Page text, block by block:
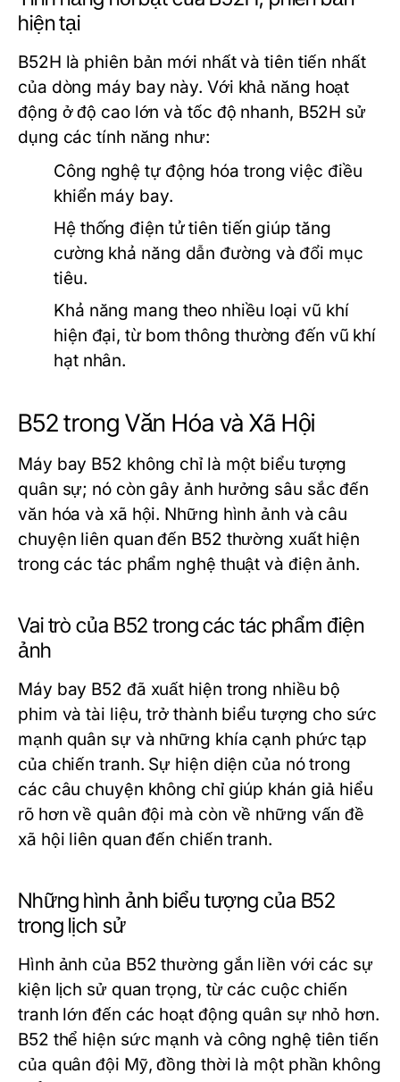
hiện tại
B52H là phiên bản mới nhất và tiên tiến nhất
của dòng máy bay này. Với khả năng hoạt
động ở độ cao lớn và tốc độ nhanh, B52H sử
dụng các tính năng như:
Công nghệ tự động hóa trong việc điều
khiển máy bay.
Hệ thống điện tử tiên tiến giúp tăng
cường khả năng dẫn đường và đổi mục
tiêu.
Khả năng mang theo nhiều loại vũ khí
hiện đại, từ bom thông thường đến vũ khí
hạt nhân.
B52 trong Văn Hóa và Xã Hội
Máy bay B52 không chỉ là một biểu tượng
quân sự; nó còn gây ảnh hưởng sâu sắc đến
văn hóa và xã hội. Những hình ảnh và câu
chuyện liên quan đến B52 thường xuất hiện
trong các tác phẩm nghệ thuật và điện ảnh.
Vai trò của B52 trong các tác phẩm điện
ảnh
Máy bay B52 đã xuất hiện trong nhiều bộ
phim và tài liệu, trở thành biểu tượng cho sức
mạnh quân sự và những khía cạnh phức tạp
của chiến tranh. Sự hiện diện của nó trong
các câu chuyện không chỉ giúp khán giả hiểu
rõ hơn về quân đội mà còn về những vấn đề
xã hội liên quan đến chiến tranh.
Những hình ảnh biểu tượng của B52
trong lịch sử
Hình ảnh của B52 thường gắn liền với các sự
kiện lịch sử quan trọng, từ các cuộc chiến
tranh lớn đến các hoạt động quân sự nhỏ hơn.
B52 thể hiện sức mạnh và công nghệ tiên tiến
của quân đội Mỹ, đồng thời là một phần không